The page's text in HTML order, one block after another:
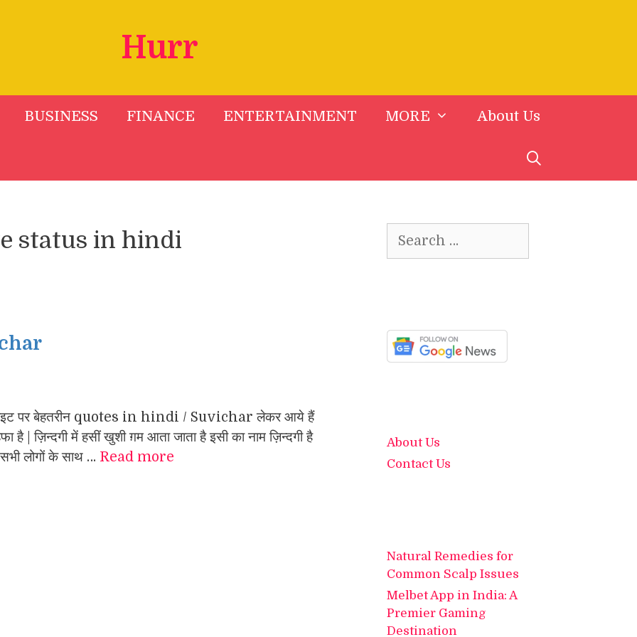
Hurr
BUSINESS FINANCE ENTERTAINMENT MORE About Us
status in hindi
पर बेहतरीन quotes in hindi / Suvichar लेकर आये हैं
है | ज़िन्दगी में हसीं खुशी ग़म आता जाता है इसी का नाम ज़िन्दगी है
सभी लोगों के साथ … Read more
for:
About Us
Contact Us
Natural Remedies for
Common Scalp Issues
Melbet App in India: A
Premier Gaming
Destination